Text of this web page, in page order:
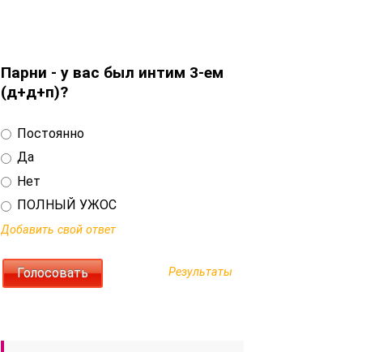
Парни - у вас был интим 3-ем
(д+д+п)?
Постоянно
Да
Нет
ПОЛНЫЙ УЖОС
Добавить свой ответ
Результаты